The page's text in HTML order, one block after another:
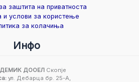
заштита на приватноста
и услови за користење
за колачиња
Инфо
ДООЕЛСкопје
ул. Дебарца бр. 25-А,